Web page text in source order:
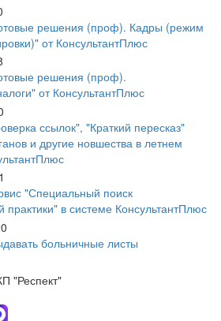
решения (проф). Кадры (режим
от КонсультантПлюс
решения (проф).
от КонсультантПлюс
ссылок", "Краткий пересказ"
и другие новшества в летнем
"Специальный поиск
практики" в системе КонсультантПлюс
больничные листы
"Респект"